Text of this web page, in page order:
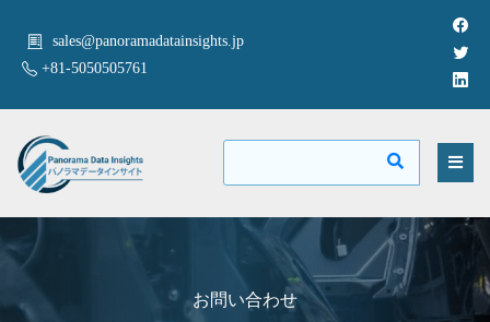
sales@panoramadatainsights.jp
+81-5050505761
お問い合わせ